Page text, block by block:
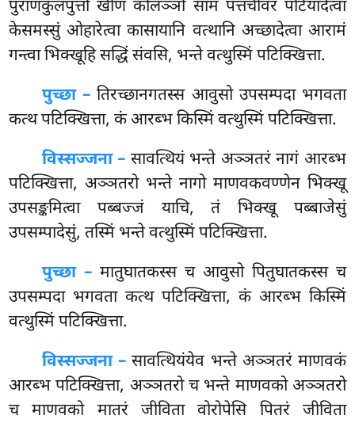
पुराणकुलपुत्तो खीण कोलञ्ञो सामं पत्तचीवरं पटियादेत्वा
केसमस्सुं ओहारेत्वाकासायानि वत्थानि अच्छादेत्वा आरामं
गन्त्वा भिक्खूहि सद्धिं संवसि, भन्ते वत्थुस्मिं पटिक्खित्ता.
पुच्छा – तिरच्छानगतस्स आवुसो उपसम्पदा भगवता
कत्थ पटिक्खित्ता, कं आरब्भ किस्मिं वत्थुस्मिं पटिक्खित्ता.
विस्सज्जना – सावत्थियं भन्ते अञ्ञतरं नागं आरब्भ
पटिक्खित्ता, अञ्ञतरो भन्ते नागो माणवकवण्णेन भिक्खू
उपसङ्कमित्वा पब्बज्जं याचि, तं भिक्खू पब्बाजेसुं
उपसम्पादेसुं, तस्मिं भन्ते वत्थुस्मिं पटिक्खित्ता.
पुच्छा – मातुघातकस्स च आवुसो पितुघातकस्स च
उपसम्पदा भगवता कत्थ पटिक्खित्ता, कं आरब्भ किस्मिं
वत्थुस्मिं पटिक्खित्ता.
विस्सज्जना – सावत्थियंयेव भन्ते अञ्ञतरं माणवकं
आरब्भ पटिक्खित्ता, अञ्ञतरो च भन्ते माणवको अञ्ञतरो
च माणवको मातरं जीविता वोरोपेसि पितरं जीविता